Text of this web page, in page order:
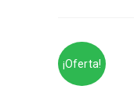
¡Oferta!